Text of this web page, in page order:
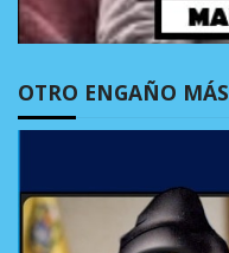
OTRO ENGAÑO MÁS